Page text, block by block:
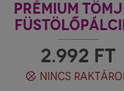
PRÉMIUM
- OMAN
2.992 FT
NINCS